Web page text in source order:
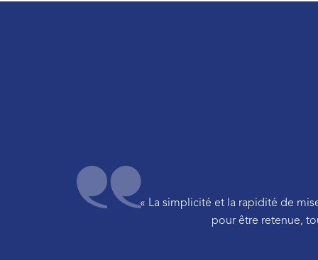
« La simplicité et la rapidité de
pour être retenue,